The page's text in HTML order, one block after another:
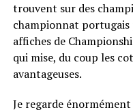
trouvent sur des
championnat portugais
affiches de
qui mise, du coup les
avantageuses.
Je regarde